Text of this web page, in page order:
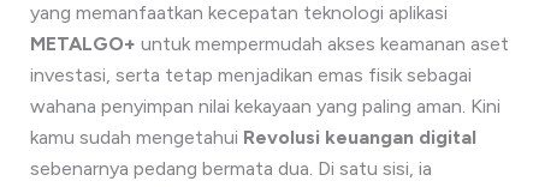
yang memanfaatkan kecepatan teknologi aplikasi
METALGO+ untuk mempermudah akses keamanan aset
investasi, serta tetap menjadikan emas fisik sebagai
wahana penyimpan nilai kekayaan yang paling aman. Kini
kamu sudah mengetahui Revolusi keuangan digital
sebenarnya pedang bermata dua. Di satu sisi, ia